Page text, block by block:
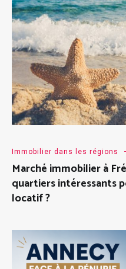
Immobilier dans les régions
Marché immobilier à
quartiers intéressants
locatif ?